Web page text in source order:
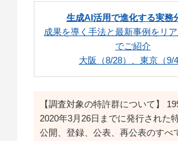
生成AI活用で進化する実務
成果を導く手法と最新事例をリ
でご紹介
大阪（8/28）、東京（9/4
【調査対象の特許群について】
2020年3月26日までに発行された
公開、登録、公表、再公表のすべ